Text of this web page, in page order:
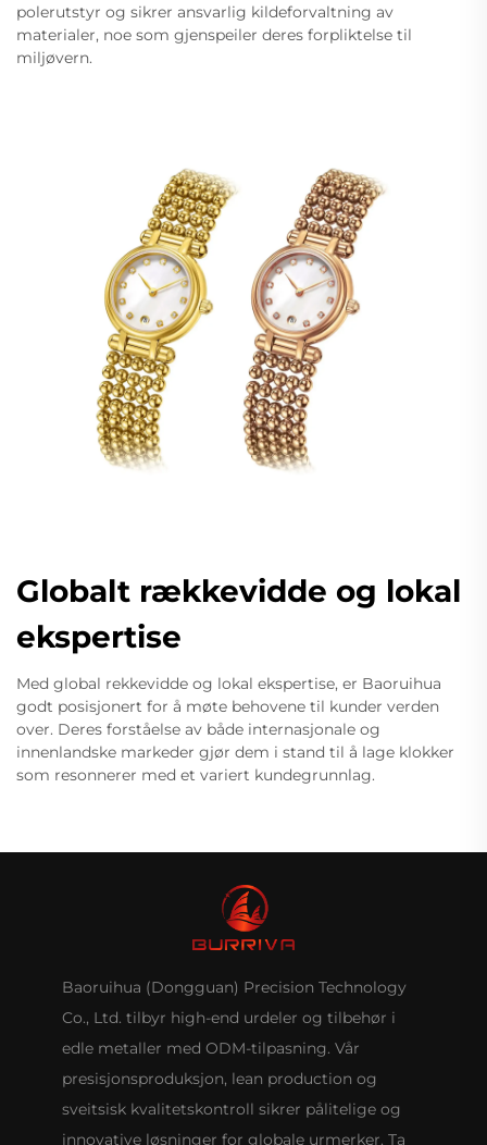
polerutstyr og sikrer ansvarlig kildeforvaltning av
materialer, noe som gjenspeiler deres forpliktelse til
miljøvern.
Globalt rækkevidde og lokal
ekspertise
Med global rekkevidde og lokal ekspertise, er Baoruihua
godt posisjonert for å møte behovene til kunder verden
over. Deres forståelse av både internasjonale og
innenlandske markeder gjør dem i stand til å lage klokker
som resonnerer med et variert kundegrunnlag.
Baoruihua (Dongguan) Precision Technology
Co., Ltd. tilbyr high-end urdeler og tilbehør i
edle metaller med ODM-tilpasning. Vår
presisjonsproduksjon, lean production og
sveitsisk kvalitetskontroll sikrer pålitelige og
innovative løsninger for globale urmerker. Ta